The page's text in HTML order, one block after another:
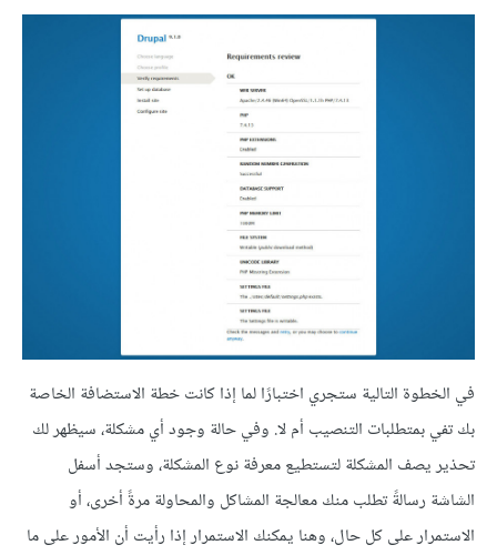
في الخطوة التالية ستجري اختبارًا لما إذا كانت خطة الاستضافة الخاصة
بك تفي بمتطلبات التنصيب أم لا. وفي حالة وجود أي مشكلة، سيظهر لك
تحذير يصف المشكلة لتستطيع معرفة نوع المشكلة، وستجد أسفل
الشاشة رسالةً تطلب منك معالجة المشاكل والمحاولة مرةً أخرى، أو
الاستمرار على كل حال، وهنا يمكنك الاستمرار إذا رأيت أن الأمور على ما